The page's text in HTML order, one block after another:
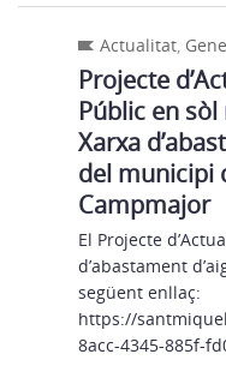
Actualitat,
Projecte
Públic en
Xarxa
del municipi
Campmajor
El Projecte
d’abastament
següent enllaç:
https://
8acc-4345-885f-